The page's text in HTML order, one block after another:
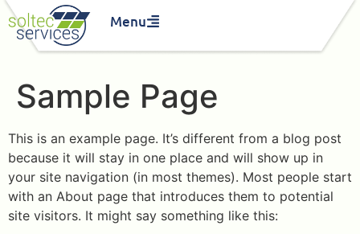
Menu
Sample Page
This is an example page. It’s different from a blog post
because it will stay in one place and will show up in
your site navigation (in most themes). Most people start
with an About page that introduces them to potential
site visitors. It might say something like this: